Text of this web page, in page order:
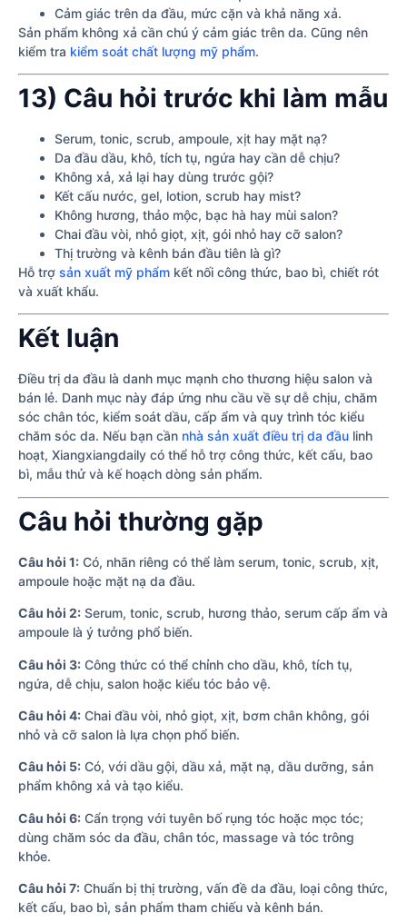
Cảm giác trên da đầu, mức cặn và khả năng xả.
Sản phẩm không xả cần chú ý cảm giác trên da. Cũng nên
kiểm tra kiểm soát chất lượng mỹ phẩm.
13) Câu hỏi trước khi làm mẫu
Serum, tonic, scrub, ampoule, xịt hay mặt nạ?
Da đầu dầu, khô, tích tụ, ngứa hay cần dễ chịu?
Không xả, xả lại hay dùng trước gội?
Kết cấu nước, gel, lotion, scrub hay mist?
Không hương, thảo mộc, bạc hà hay mùi salon?
Chai đầu vòi, nhỏ giọt, xịt, gói nhỏ hay cỡ salon?
Thị trường và kênh bán đầu tiên là gì?
Hỗ trợ sản xuất mỹ phẩm kết nối công thức, bao bì, chiết rót
và xuất khẩu.
Kết luận
Điều trị da đầu là danh mục mạnh cho thương hiệu salon và
bán lẻ. Danh mục này đáp ứng nhu cầu về sự dễ chịu, chăm
sóc chân tóc, kiểm soát dầu, cấp ẩm và quy trình tóc kiểu
chăm sóc da. Nếu bạn cần nhà sản xuất điều trị da đầu linh
hoạt, Xiangxiangdaily có thể hỗ trợ công thức, kết cấu, bao
bì, mẫu thử và kế hoạch dòng sản phẩm.
Câu hỏi thường gặp
Câu hỏi 1: Có, nhãn riêng có thể làm serum, tonic, scrub, xịt,
ampoule hoặc mặt nạ da đầu.
Câu hỏi 2: Serum, tonic, scrub, hương thảo, serum cấp ẩm và
ampoule là ý tưởng phổ biến.
Câu hỏi 3: Công thức có thể chỉnh cho dầu, khô, tích tụ,
ngứa, dễ chịu, salon hoặc kiểu tóc bảo vệ.
Câu hỏi 4: Chai đầu vòi, nhỏ giọt, xịt, bơm chân không, gói
nhỏ và cỡ salon là lựa chọn phổ biến.
Câu hỏi 5: Có, với dầu gội, dầu xả, mặt nạ, dầu dưỡng, sản
phẩm không xả và tạo kiểu.
Câu hỏi 6: Cẩn trọng với tuyên bố rụng tóc hoặc mọc tóc;
dùng chăm sóc da đầu, chân tóc, massage và tóc trông
khỏe.
Câu hỏi 7: Chuẩn bị thị trường, vấn đề da đầu, loại công thức,
kết cấu, bao bì, sản phẩm tham chiếu và kênh bán.